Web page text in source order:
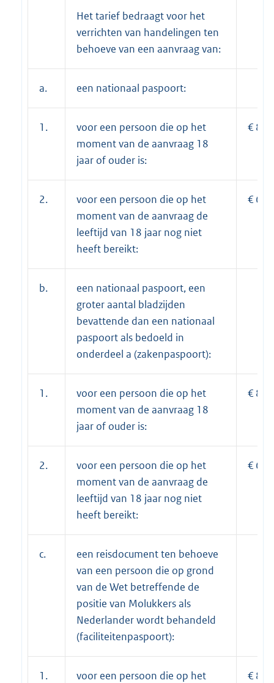
Het tarief bedraagt voor het
verrichten van handelingen ten
behoeve van een aanvraag van:
a. een nationaal paspoort:
1.
voor een persoon die op het
moment van de aanvraag 18
jaar of ouder is:
€
2.
voor een persoon die op het
moment van de aanvraag de
leeftijd van 18 jaar nog niet
heeft bereikt:
€
b.
een nationaal paspoort, een
groter aantal bladzijden
bevattende dan een nationaal
paspoort als bedoeld in
onderdeel a (zakenpaspoort):
1.
voor een persoon die op het
moment van de aanvraag 18
jaar of ouder is:
€
2.
voor een persoon die op het
moment van de aanvraag de
leeftijd van 18 jaar nog niet
heeft bereikt:
€
c.
een reisdocument ten behoeve
van een persoon die op grond
van de Wet betreffende de
positie van Molukkers als
Nederlander wordt behandeld
(faciliteitenpaspoort):
1.
voor een persoon die op het
€